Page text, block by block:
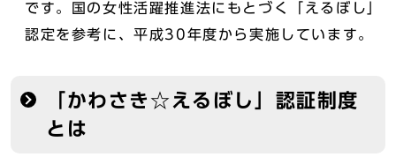
です。国の女性活躍推進法にもとづく「えるぼし」
認定を参考に、平成30年度から実施しています。
「かわさき☆えるぼし」認証制度
とは